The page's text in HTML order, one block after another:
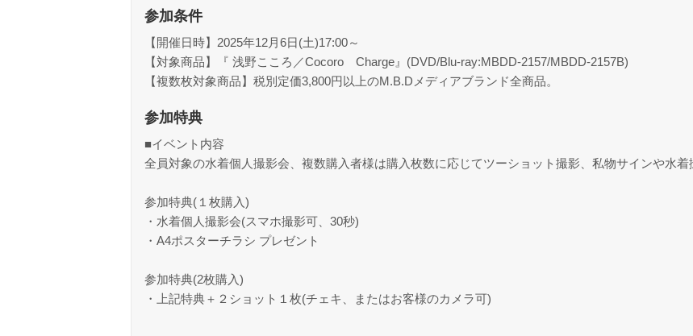
参加条件
【開催日時】2025年12月6日(土)17:00～
【対象商品】『 浅野こころ／Cocoro Charge』(DVD/Blu-ray:MBDD-2157/MBDD-2157B)
【複数枚対象商品】税別定価3,800円以上のM.B.Dメディアブランド全商品。
参加特典
■イベント内容
全員対象の水着個人撮影会、複数購入者様は購入枚数に応じてツーショット撮影、私物サインや水着
参加特典(１枚購入)
・水着個人撮影会(スマホ撮影可、30秒)
・A4ポスターチラシ プレゼント
参加特典(2枚購入)
・上記特典＋２ショット１枚(チェキ、またはお客様のカメラ可)